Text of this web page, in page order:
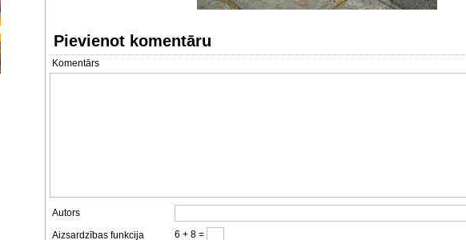
Pievienot komentāru
Komentārs
Autors
Aizsardzības funkcija
6 + 8 =